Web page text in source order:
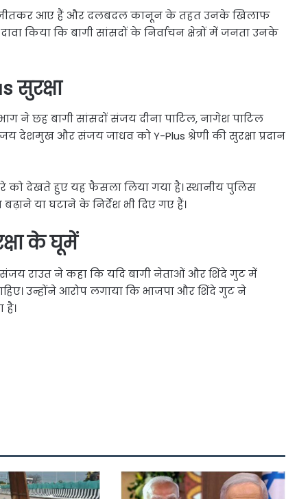
जीतकर आए हैं और दलबदल कानून के तहत उनके खिलाफ
किया कि बागी सांसदों के निर्वाचन क्षेत्रों में जनता उनके
सुरक्षा
ने छह बागी सांसदों संजय दीना पाटिल, नागेश पाटिल
देशमुख और संजय जाधव को Y-Plus श्रेणी की सुरक्षा प्रदान
को देखते हुए यह फैसला लिया गया है। स्थानीय पुलिस
बढ़ाने या घटाने के निर्देश भी दिए गए हैं।
के घूमें
संजय राउत ने कहा कि यदि बागी नेताओं और शिंदे गुट में
उन्होंने आरोप लगाया कि भाजपा और शिंदे गुट ने
है।